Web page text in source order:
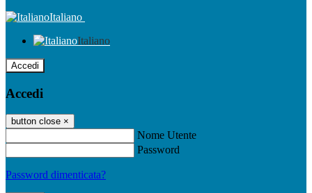
Italiano
Italiano
Accedi
Accedi
button close ×
Nome Utente
Password
Password dimenticata?